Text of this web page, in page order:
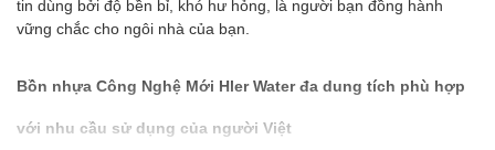
tin dùng bởi độ bền bỉ, khó hư hỏng, là người bạn đồng hành
vững chắc cho ngôi nhà của bạn.
Bồn nhựa Công Nghệ Mới Hler Waterđa dung tích phù hợp
với nhu cầu sử dụng của người Việt